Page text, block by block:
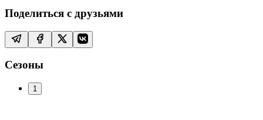
Поделиться с друзьями
Сезоны
1